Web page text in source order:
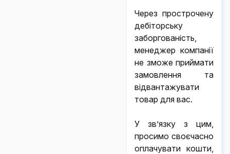
Через прострочену
дебіторську
заборгованість,
менеджер компанії
не зможе приймати
замовлення та
відвантажувати
товар для вас.
У зв’язку з цим,
просимо своєчасно
оплачувати кошти,